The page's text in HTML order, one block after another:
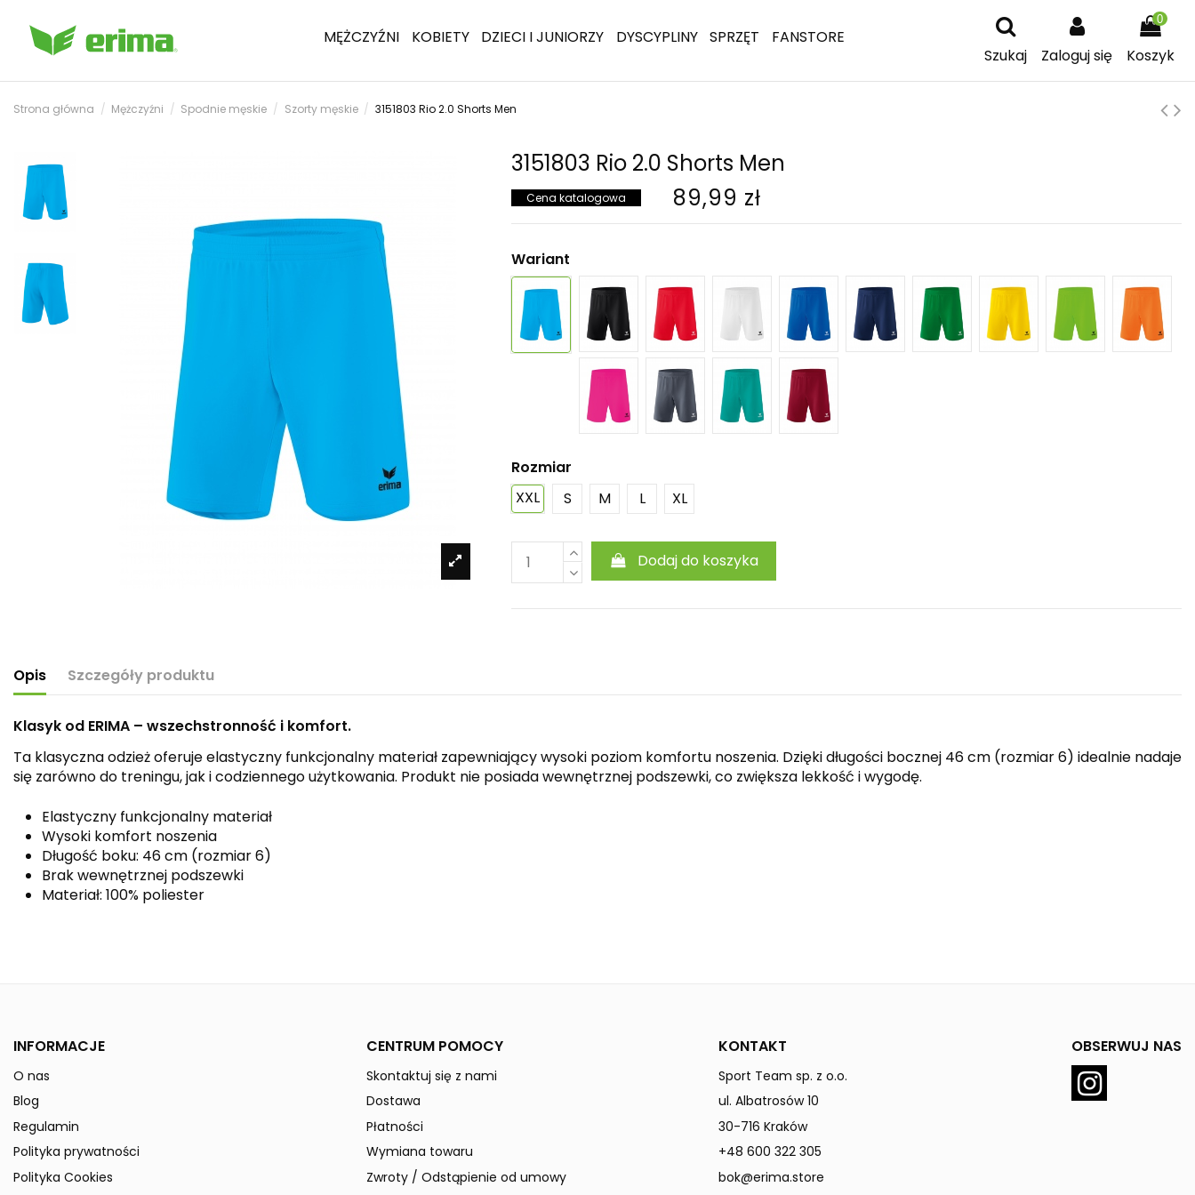
MĘŻCZYŹNI KOBIETY DZIECI I JUNIORZY DYSCYPLINY SPRZĘT
FANSTORE
Szukaj
Zaloguj się
0
Koszyk
Strona główna Mężczyźni Spodnie męskie Szorty męskie 3151803 Rio 2.0 Shorts Men
3151803 Rio 2.0 Shorts Men
Cena katalogowa 89,99 zł
Wariant
Rozmiar
XXL
S M L XL
Dodaj do koszyka
Opis Szczegóły produktu
Klasyk od ERIMA – wszechstronność i komfort.
Ta klasyczna odzież oferuje elastyczny funkcjonalny materiał zapewniający wysoki poziom komfortu noszenia. Dzięki długości bocznej 46 cm (rozmiar 6) idealnie nadaje
się zarówno do treningu, jak i codziennego użytkowania. Produkt nie posiada wewnętrznej podszewki, co zwiększa lekkość i wygodę.
Elastyczny funkcjonalny materiał
Wysoki komfort noszenia
Długość boku: 46 cm (rozmiar 6)
Brak wewnętrznej podszewki
Materiał: 100% poliester
Indeks 3151803
W magazynie
ean13
» Podmiot odpowiedzialny
INFORMACJE
O nas
Blog
Regulamin
Polityka prywatności
Polityka Cookies
CENTRUM POMOCY
Skontaktuj się z nami
Dostawa
Płatności
Wymiana towaru
Zwroty / Odstąpienie od umowy
KONTAKT
Sport Team sp. z o.o.
ul. Albatrosów 10
30-716 Kraków
+48 600 322 305
bok@erima.store
OBSERWUJ NAS